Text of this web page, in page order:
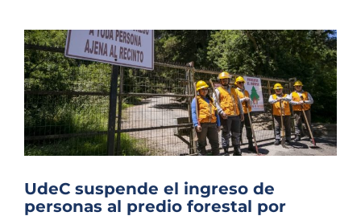
UdeC suspende el ingreso de
personas al predio forestal por